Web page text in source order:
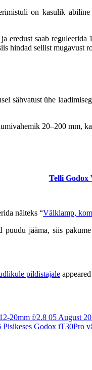
on kasulik
eredust saab
hindad sellist mugavust
sähvatust ühe
20–200 mm,
Telli Godox
näiteks “Välklamp,
jääma, siis
pildistajale
20mm f/2.8 05 August
Pisikeses Godox iT30Pro